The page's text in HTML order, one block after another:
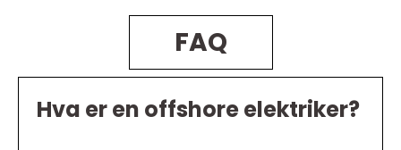
FAQ
Hva er en offshore elektriker?